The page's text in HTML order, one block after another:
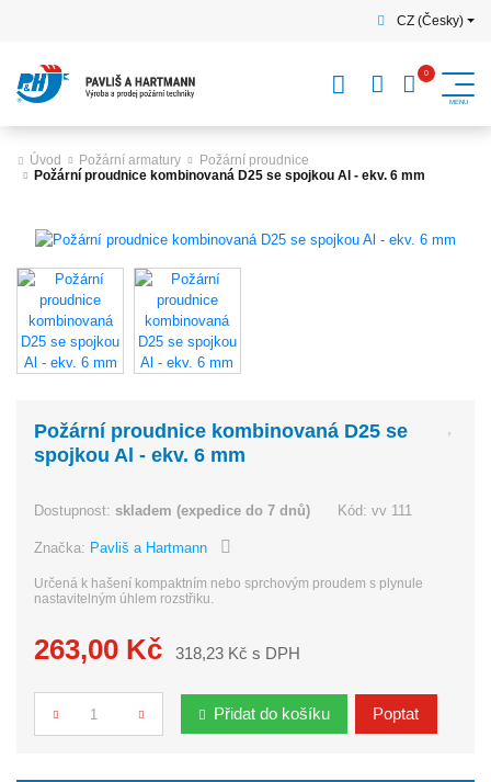
CZ (Česky)
Úvod Požární armatury
Požární proudnice
Požární proudnice kombinovaná D25 se spojkou Al - ekv. 6 mm
Požární proudnice kombinovaná D25 se
spojkou Al - ekv. 6 mm
Dostupnost:skladem (expedice do 7 dnů) Kód: vv 111
Značka: Pavliš a Hartmann
Určená k hašení kompaktním nebo sprchovým proudem s plynule
nastavitelným úhlem rozstřiku.
263,00 Kč 318,23 Kč s DPH
Počet Přidat do košíku Poptat